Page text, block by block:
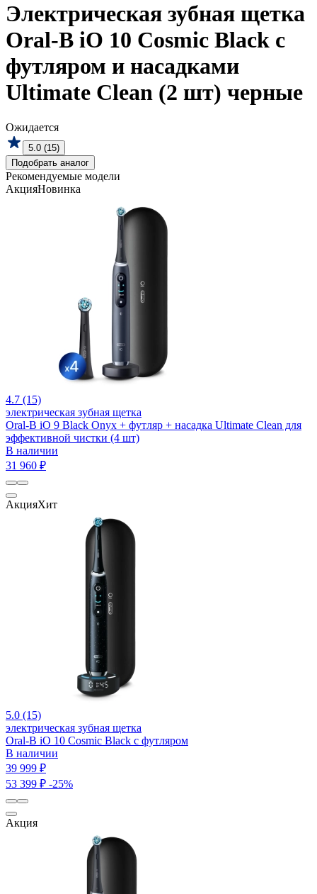
Электрическая зубная щетка
Oral-B iO 10 Cosmic Black c
футляром и насадками
Ultimate Clean (2 шт) черные
Ожидается
5.0 (15)
Подобрать аналог
Рекомендуемые модели
АкцияНовинка
4.7 (15)
электрическая зубная щетка
Oral-B iO 9 Black Onyx + футляр + насадка Ultimate Clean для
эффективной чистки (4 шт)
В наличии
31 960 ₽
АкцияХит
5.0 (15)
электрическая зубная щетка
Oral-B iO 10 Cosmic Black c футляром
В наличии
39 999 ₽
53 399 ₽ -25%
Акция